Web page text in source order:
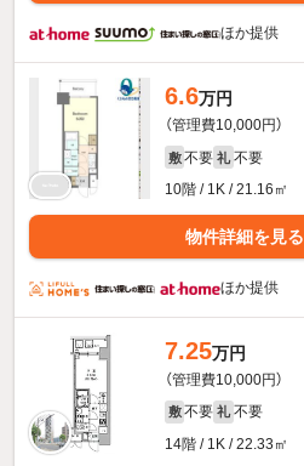
ほか提供
6.6万円
（管理費10,000円）
敷 不要 礼 不要
10階 / 1K / 21.16㎡
物件詳細を見る
ほか提供
7.25万円
（管理費10,000円）
敷 不要 礼 不要
14階 / 1K / 22.33㎡